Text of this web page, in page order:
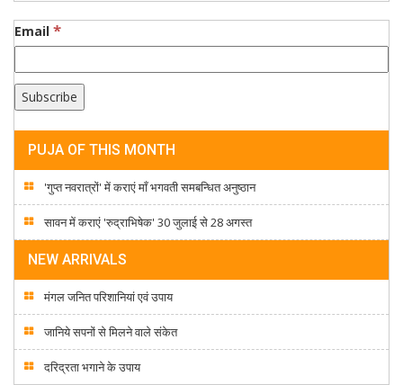
Email *
PUJA OF THIS MONTH
'गुप्त नवरात्रों' में कराएं माँ भगवती समबन्धित अनुष्ठान
सावन में कराएं 'रुद्राभिषेक' 30 जुलाई से 28 अगस्त
NEW ARRIVALS
मंगल जनित परिशानियां एवं उपाय
जानिये सपनों से मिलने वाले संकेत
दरिद्रता भगाने के उपाय